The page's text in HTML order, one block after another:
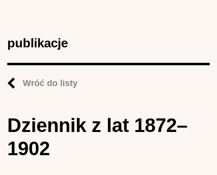
publikacje
Wróć do listy
Dziennik z lat 1872–
1902